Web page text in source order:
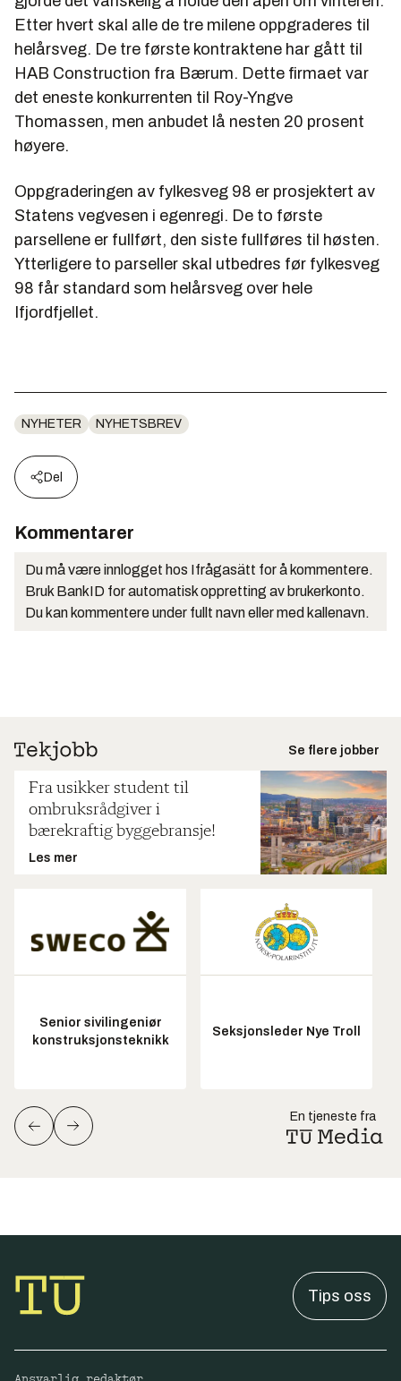
Etter hvert skal alle de tre milene oppgraderes til
helårsveg. De tre første kontraktene har gått til
HAB Construction fra Bærum. Dette firmaet var
det eneste konkurrenten til Roy-Yngve
Thomassen, men anbudet lå nesten 20 prosent
høyere.
Oppgraderingen av fylkesveg 98 er prosjektert av
Statens vegvesen i egenregi. De to første
parsellene er fullført, den siste fullføres til høsten.
Ytterligere to parseller skal utbedres før fylkesveg
98 får standard som helårsveg over hele
Ifjordfjellet.
NYHETER NYHETSBREV
Del
Kommentarer
Du må være innlogget hos Ifrågasätt for å kommentere.
Bruk BankID for automatisk oppretting av brukerkonto.
Du kan kommentere under fullt navn eller med kallenavn.
Se flere jobber
Fra usikker student til
ombruksrådgiver i
bærekraftig byggebransje!
Les mer
Senior sivilingeniør
konstruksjonsteknikk
Seksjonsleder Nye Troll
En tjeneste fra
Tips oss